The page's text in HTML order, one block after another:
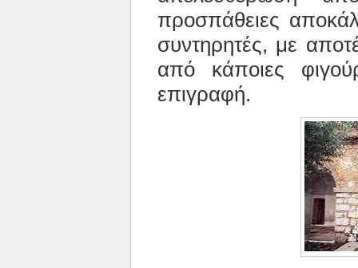
προσπάθειες
συντηρητές, με
από κάποιες
επιγραφή.